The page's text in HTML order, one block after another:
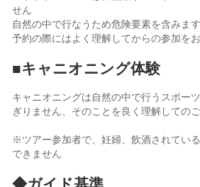
せん
自然の中で行なうため危険要素を含みます
予約の際にはよく理解してからの参加を
■キャニオニング体験
キャニオニングは自然の中で行うスポー
ぎりません、そのことを良く理解しての
※ツアー参加者で、妊婦、飲酒されてい
できません